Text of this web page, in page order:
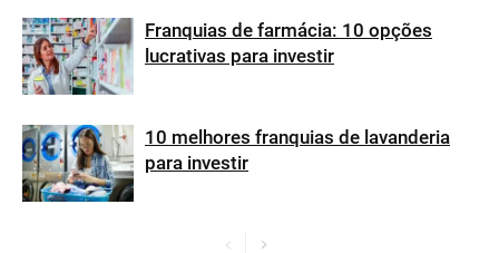
Franquias de farmácia: 10 opções
lucrativas para investir
10 melhores franquias de lavanderia
para investir